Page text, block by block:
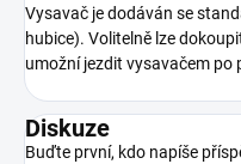
Vysavač je dodáván se
hubice). Volitelně lze
umožní jezdit vysavačem po
Diskuze
Buďte první, kdo napíše